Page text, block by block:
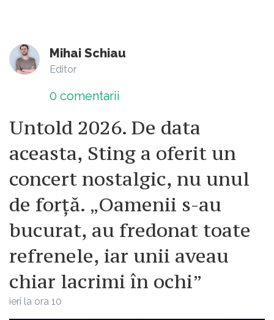
Mihai Schiau
Editor
0 comentarii
Untold 2026. De data
aceasta, Sting a oferit un
concert nostalgic, nu unul
de forță. „Oamenii s-au
bucurat, au fredonat toate
refrenele, iar unii aveau
chiar lacrimi în ochi”
ieri la ora 10